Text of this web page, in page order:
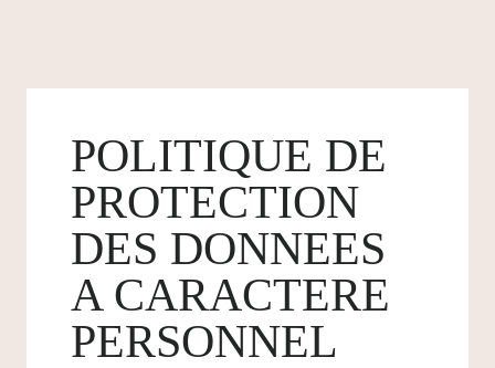
POLITIQUE DE
PROTECTION
DES DONNEES
A CARACTERE
PERSONNEL